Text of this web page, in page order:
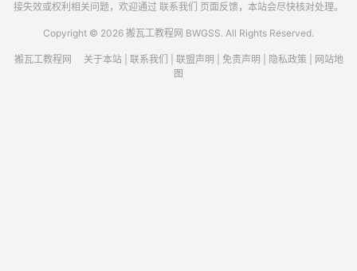
接失效或权利相关问题，欢迎通过 联系我们 页面反馈，本站会尽快核对处理。
Copyright © 2026 搬瓦工教程网 BWGSS. All Rights Reserved.
搬瓦工教程网 关于本站| 联系我们 联盟声明 免责声明 隐私政策
网站地
图